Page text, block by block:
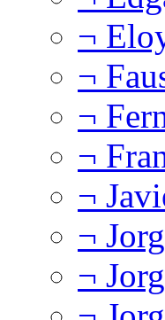
¬
¬
¬
¬
¬
¬
¬